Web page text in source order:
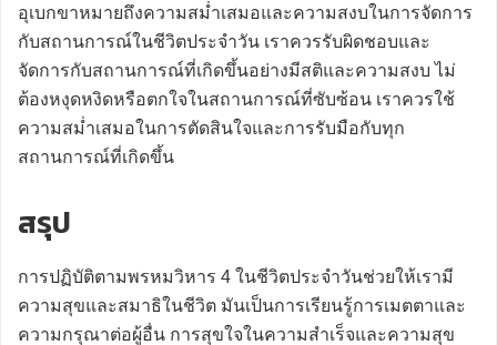
อุเบกขาหมายถึงความสม่ำเสมอและความสงบในการจัดการ
กับสถานการณ์ในชีวิตประจำวัน เราควรรับผิดชอบและ
จัดการกับสถานการณ์ที่เกิดขึ้นอย่างมีสติและความสงบ ไม่
ต้องหงุดหงิดหรือตกใจในสถานการณ์ที่ซับซ้อน เราควรใช้
ความสม่ำเสมอในการตัดสินใจและการรับมือกับทุก
สถานการณ์ที่เกิดขึ้น
สรุป
การปฏิบัติตามพรหมวิหาร 4 ในชีวิตประจำวันช่วยให้เรามี
ความสุขและสมาธิในชีวิต มันเป็นการเรียนรู้การเมตตาและ
ความกรุณาต่อผู้อื่น การสุขใจในความสำเร็จและความสุข